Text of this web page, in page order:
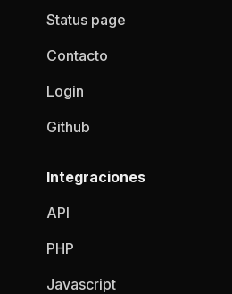
Status page
Contacto
Login
Github
Integraciones
API
PHP
Javascript